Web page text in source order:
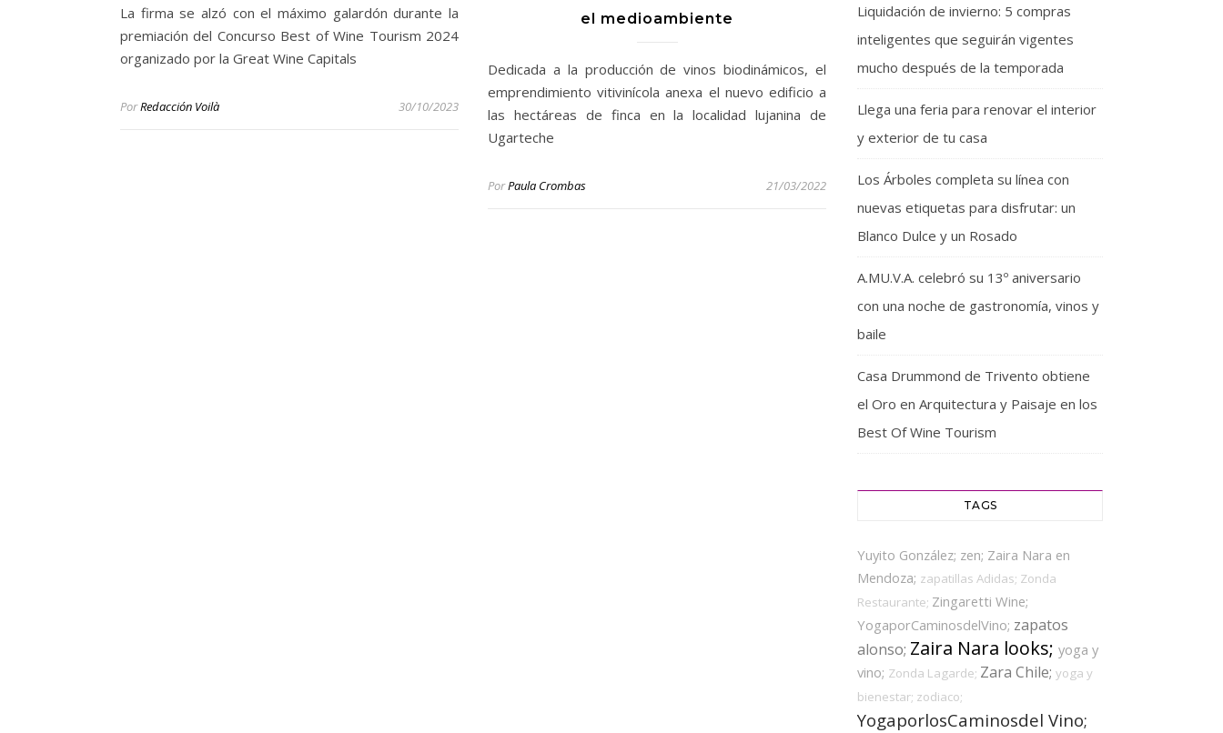
La firma se alzó con el máximo galardón durante la
premiación del Concurso Best of Wine Tourism 2024
organizado por la Great Wine Capitals
PorRedacción Voilà 30/10/2023
el medioambiente
Dedicada a la producción de vinos biodinámicos, el
emprendimiento vitivinícola anexa el nuevo edificio a
las hectáreas de finca en la localidad lujanina de
Ugarteche
PorPaula Crombas 21/03/2022
Liquidación de invierno: 5 compras
inteligentes que seguirán vigentes
mucho después de la temporada
Llega una feria para renovar el interior
y exterior de tu casa
Los Árboles completa su línea con
nuevas etiquetas para disfrutar: un
Blanco Dulce y un Rosado
A.MU.V.A. celebró su 13º aniversario
con una noche de gastronomía, vinos y
baile
Casa Drummond de Trivento obtiene
el Oro en Arquitectura y Paisaje en los
Best Of Wine Tourism
TAGS
Yuyito González; zen; Zaira Nara en
Mendoza; zapatillas Adidas; Zonda
Restaurante; Zingaretti Wine;
YogaporCaminosdelVino; zapatos
alonso; Zaira Nara looks; yoga y
vino; Zonda Lagarde; Zara Chile; yoga y
bienestar; zodiaco;
YogaporlosCaminosdel Vino;